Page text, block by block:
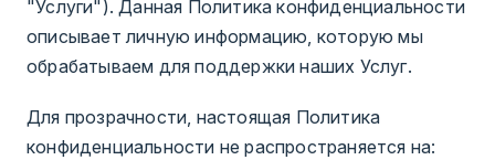
"Услуги"). Данная Политика конфиденциальности
описывает личную информацию, которую мы
обрабатываем для поддержки наших Услуг.
Для прозрачности, настоящая Политика
конфиденциальности не распространяется на: